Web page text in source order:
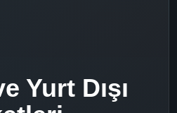
Yurt Dışı